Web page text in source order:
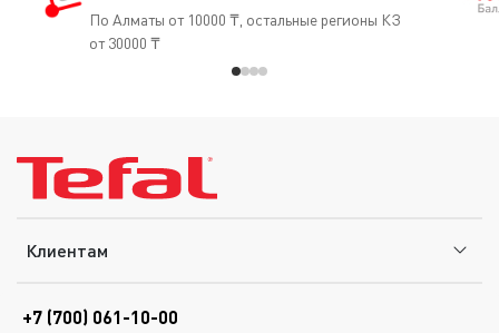
По Алматы от 10000 ₸, остальные регионы КЗ
от 30000 ₸
Клиентам
+7 (700) 061-10-00